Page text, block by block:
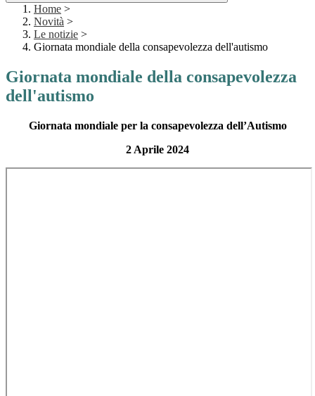
Home >
Novità >
Le notizie >
Giornata mondiale della consapevolezza dell'autismo
Giornata mondiale della consapevolezza
dell'autismo
Giornata mondiale per la consapevolezza dell’Autismo
2 Aprile 2024